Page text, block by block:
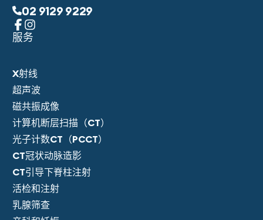
02 9129 9229
服务
X射线
超声波
磁共振成像
计算机断层扫描（CT）
光子计数CT（PCCT）
CT冠状动脉造影
CT引导下脊柱注射
活检和注射
乳腺筛查